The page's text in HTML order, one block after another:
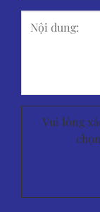
Vui lòng